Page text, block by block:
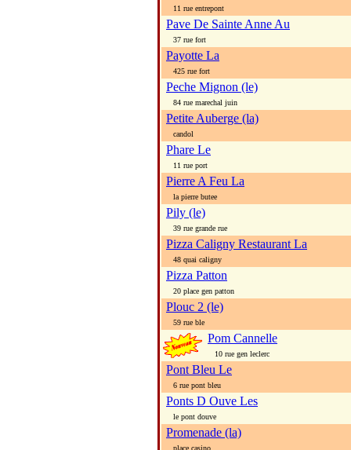
11 rue entrepont
Pave De Sainte Anne Au
37 rue fort
Payotte La
425 rue fort
Peche Mignon (le)
84 rue marechal juin
Petite Auberge (la)
candol
Phare Le
11 rue port
Pierre A Feu La
la pierre butee
Pily (le)
39 rue grande rue
Pizza Caligny Restaurant La
48 quai caligny
Pizza Patton
20 place gen patton
Plouc 2 (le)
59 rue ble
Pom Cannelle
10 rue gen leclerc
Pont Bleu Le
6 rue pont bleu
Ponts D Ouve Les
le pont douve
Promenade (la)
place casino